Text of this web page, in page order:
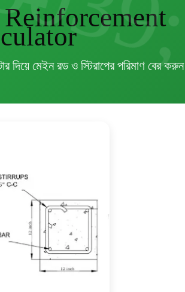
দিয়ে মেইন রড ও স্টিরাপের পরিমাণ বের করুন